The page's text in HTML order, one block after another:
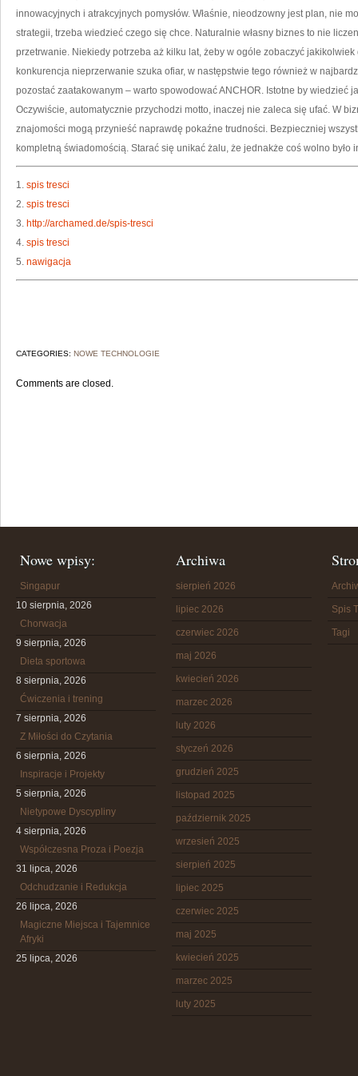
innowacyjnych i atrakcyjnych pomysłów. Właśnie, nieodzowny jest plan, nie
strategii, trzeba wiedzieć czego się chce. Naturalnie własny biznes to nie
przetrwanie. Niekiedy potrzeba aż kilku lat, żeby w ogóle zobaczyć
konkurencja nieprzerwanie szuka ofiar, w następstwie tego również w
pozostać zaatakowanym – warto spowodować ANCHOR. Istotne by wiedzieć
Oczywiście, automatycznie przychodzi motto, inaczej nie zaleca się ufać. W
znajomości mogą przynieść naprawdę pokaźne trudności. Bezpieczniej
kompletną świadomością. Starać się unikać żalu, że jednakże coś wolno było
1. spis tresci
2. spis tresci
3. http://archamed.de/spis-tresci
4. spis tresci
5. nawigacja
CATEGORIES: NOWE TECHNOLOGIE
Comments are closed.
Nowe wpisy:
Singapur
10 sierpnia, 2026
Chorwacja
9 sierpnia, 2026
Dieta sportowa
8 sierpnia, 2026
Ćwiczenia i trening
7 sierpnia, 2026
Z Miłości do Czytania
6 sierpnia, 2026
Inspiracje i Projekty
5 sierpnia, 2026
Nietypowe Dyscypliny
4 sierpnia, 2026
Współczesna Proza i Poezja
31 lipca, 2026
Odchudzanie i Redukcja
26 lipca, 2026
Magiczne Miejsca i Tajemnice
Afryki
25 lipca, 2026
Archiwa
sierpień 2026
lipiec 2026
czerwiec 2026
maj 2026
kwiecień 2026
marzec 2026
luty 2026
styczeń 2026
grudzień 2025
listopad 2025
październik 2025
wrzesień 2025
sierpień 2025
lipiec 2025
czerwiec 2025
maj 2025
kwiecień 2025
marzec 2025
luty 2025
Spis
Tagi